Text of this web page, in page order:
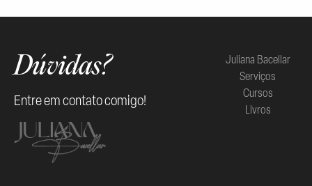
Dúvidas?
Entre em contato comigo!
Juliana Bacellar
Serviços
Cursos
Livros